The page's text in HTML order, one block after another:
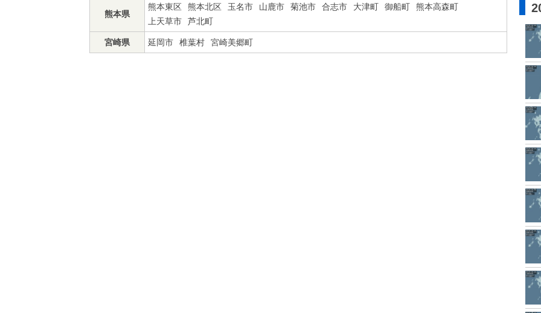
熊本県
熊本東区 熊本北区 玉名市 山鹿市 菊池市 合志市 大津町 御船町
熊本高森町
上天草市
芦北町
宮崎県 延岡市 椎葉村 宮崎美郷町